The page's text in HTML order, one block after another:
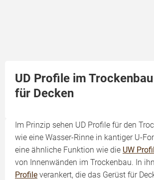
UD Profile im
für Decken
Im Prinzip sehen UD Profile für den
wie eine Wasser-Rinne in kantiger U-
eine ähnliche Funktion wie die UW
von Innenwänden im Trockenbau. In
Profile verankert, die das Gerüst für